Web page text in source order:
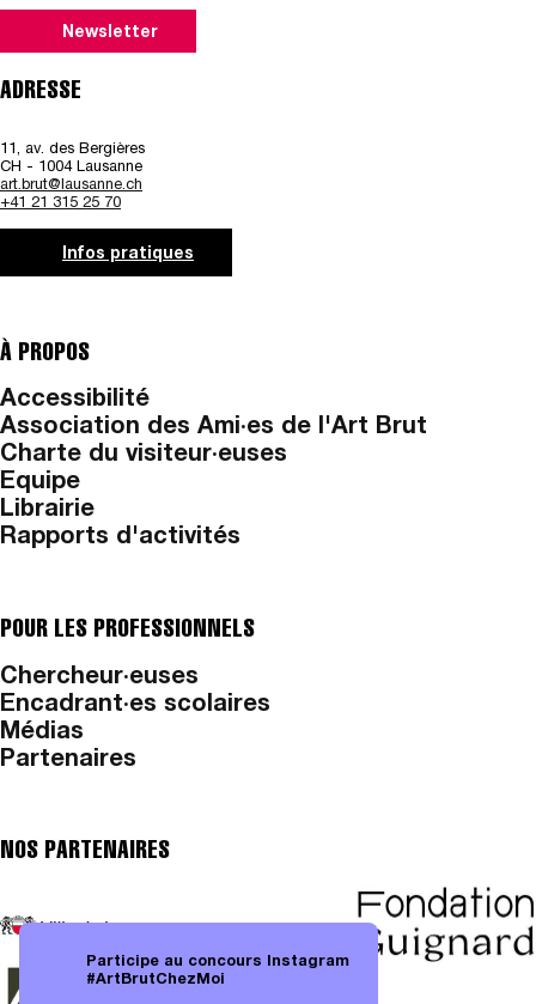
Participe au concours Instagram
#ArtBrutChezMoi
Newsletter
ADRESSE
11, av. des Bergières
CH - 1004 Lausanne
art.brut@lausanne.ch
+41 21 315 25 70
Infos pratiques
À PROPOS
Accessibilité
Association des Ami·es de l'Art Brut
Charte du visiteur·euses
Equipe
Librairie
Rapports d'activités
POUR LES PROFESSIONNELS
Chercheur·euses
Encadrant·es scolaires
Médias
Partenaires
NOS PARTENAIRES